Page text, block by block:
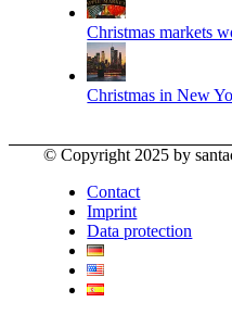
Christmas markets
Christmas in New
© Copyright 2025 by
Contact
Imprint
Data protection